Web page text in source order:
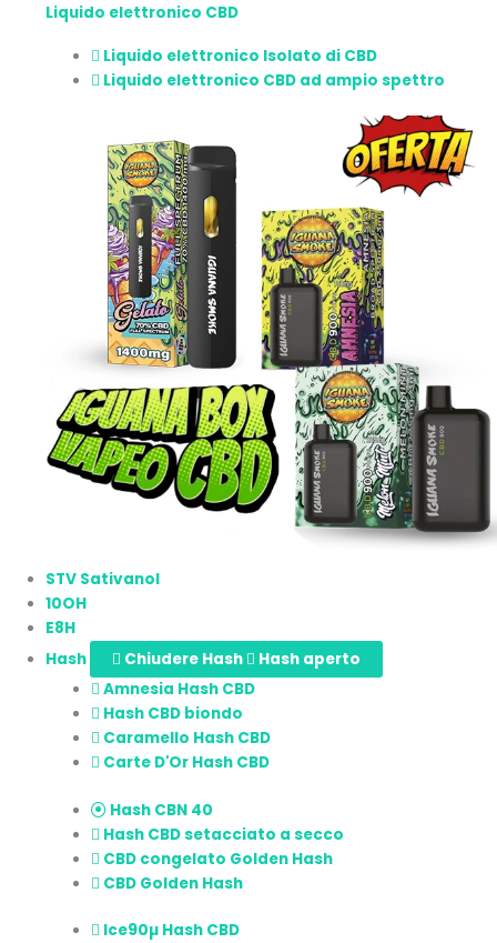
Liquido elettronico CBD
Liquido elettronico Isolato di CBD
Liquido elettronico CBD ad ampio spettro
STV Sativanol
10OH
E8H
Hash
Chiudere Hash
Hash aperto
Amnesia Hash CBD
Hash CBD biondo
Caramello Hash CBD
Carte D'Or Hash CBD
Hash CBN 40
Hash CBD setacciato a secco
CBD congelato Golden Hash
CBD Golden Hash
Ice90µ Hash CBD